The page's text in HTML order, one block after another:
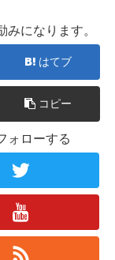
になります。
はてブ
コピー
ォローする